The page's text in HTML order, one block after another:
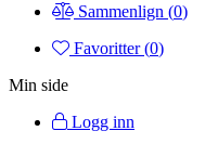
Sammenlign (0)
Favoritter (0)
Min side
Logg inn